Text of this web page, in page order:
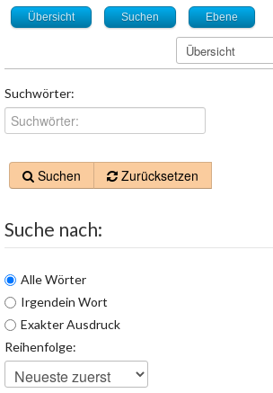
Übersicht Suchen Ebene
Suchwörter:
Suchen Zurücksetzen
Suche nach:
Alle Wörter
Irgendein Wort
Exakter Ausdruck
Reihenfolge: